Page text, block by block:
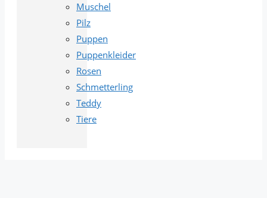
Muschel
Pilz
Puppen
Puppenkleider
Rosen
Schmetterling
Teddy
Tiere